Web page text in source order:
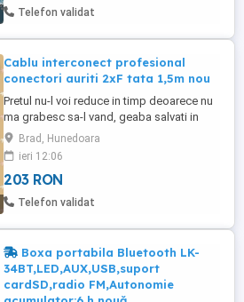
dau cu parerea sau compara cu alte oferte
Telefon validat
Cablu interconect profesional
conectori auriti 2xF tata 1,5m nou
Pretul nu-l voi reduce in timp deoarece nu
ma grabesc sa-l vand, geaba salvati in
favorite crezand ca-l scad, normal il cresc
constant Doar 203 lei negociabil oricum
valoreaza mai mult de atat Nu-l trimit cu
ramburs Care vor sa-mi vanda ori isi dau
cu parerea sau compara cu alte oferte
Brad, Hunedoara
ieri 12:06
203 RON
Telefon validat
Boxa portabila Bluetooth LK-
34BT,LED,AUX,USB,suport
cardSD,radio FM,Autonomie